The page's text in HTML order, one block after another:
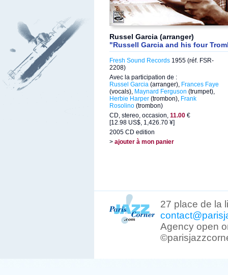
Russel Garcia (arranger)
"Russell Garcia and his four
Fresh Sound Records 1955 (réf. FSR-
2208)
Avec la participation de :
Russel Garcia (arranger), Frances Faye
(vocals), Maynard Ferguson (trumpet),
Herbie Harper (trombon), Frank
Rosolino (trombon)
CD, stereo, occasion, 11.00 €
[12.98 US$, 1,426.70 ¥]
2005 CD edition
> ajouter à mon panier
27 place de la
Agency open